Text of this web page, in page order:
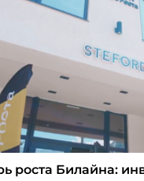
роста Билайна: